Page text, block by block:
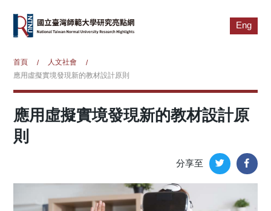
Eng
首頁 / 人文社會
/
應用虛擬實境發現新的教材設計原則
應用虛擬實境發現新的教材設計原
則
分享至